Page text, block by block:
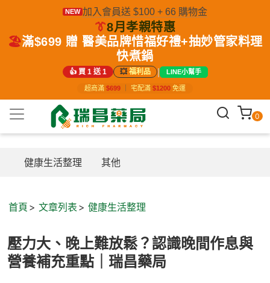
NEW 加入會員送 $100 + 66 購物金
👔8月孝親特惠
🏖️滿$699 贈 醫美品牌惜福好禮+抽妙管家料理
快煮鍋
👍 買 1 送 1 💥福利品 | LINE小幫手
超商滿 $699 宅配滿 $1200 免運
0
健康生活整理 其他
首頁 文章列表 健康生活整理
壓力大、晚上難放鬆？認識晚間作息與
營養補充重點｜瑞昌藥局